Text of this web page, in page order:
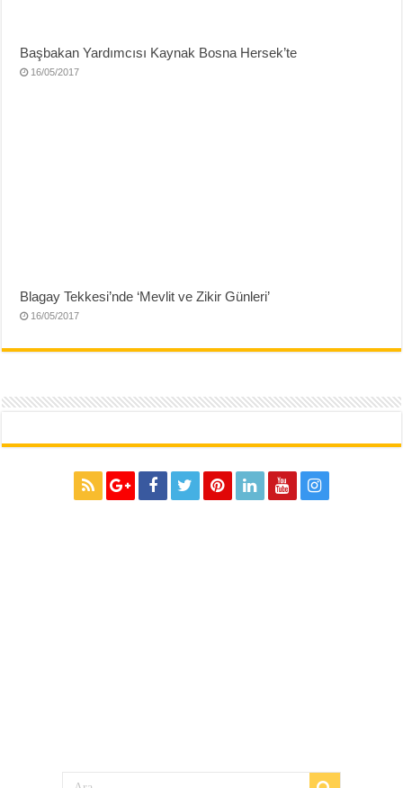
Başbakan Yardımcısı Kaynak Bosna Hersek’te
16/05/2017
Blagay Tekkesi’nde ‘Mevlit ve Zikir Günleri’
16/05/2017